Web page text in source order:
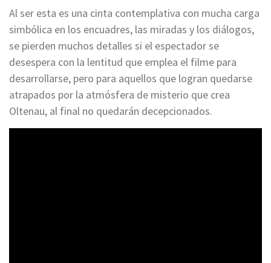
Al ser esta es una cinta contemplativa con mucha carga
simbólica en los encuadres, las miradas y los diálogos,
se pierden muchos detalles si el espectador se
desespera con la lentitud que emplea el filme para
desarrollarse, pero para aquellos que logran quedarse
atrapados por la atmósfera de misterio que crea
Oltenau, al final no quedarán decepcionados.